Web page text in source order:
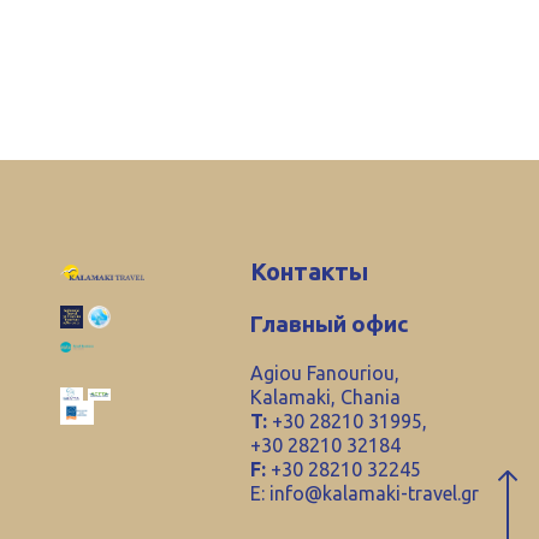
Контакты
Главный офис
Agiou Fanouriou,
Kalamaki, Chania
T: +30 28210 31995,
+30 28210 32184
F: +30 28210 32245
E: info@kalamaki-travel.gr